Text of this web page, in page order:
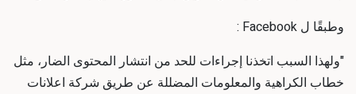
وطبقًا ل Facebook :
"ولهذا السبب اتخذنا إجراءات للحد من انتشار المحتوى الضار، مثل
خطاب الكراهية والمعلومات المضللة عن طريق شركة اعلانات